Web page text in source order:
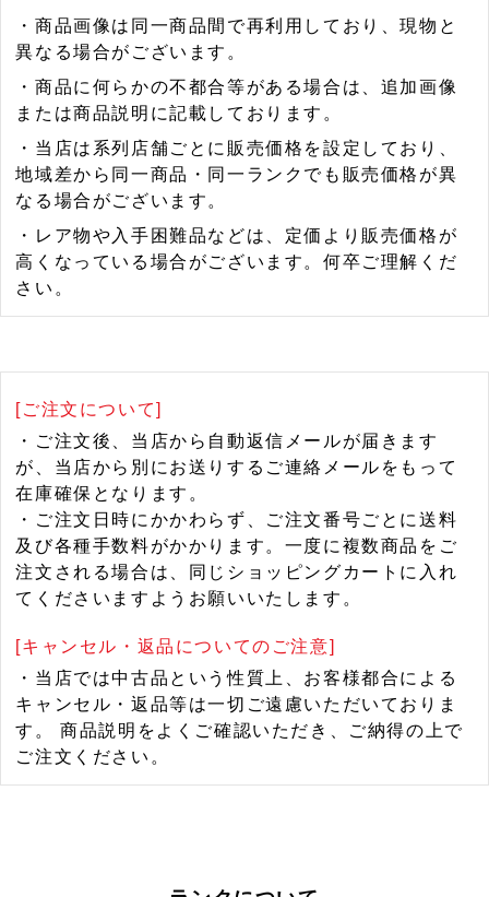
・商品画像は同一商品間で再利用しており、現物と
異なる場合がございます。
・商品に何らかの不都合等がある場合は、追加画像
または商品説明に記載しております。
・当店は系列店舗ごとに販売価格を設定しており、
地域差から同一商品・同一ランクでも販売価格が異
なる場合がございます。
・レア物や入手困難品などは、定価より販売価格が
高くなっている場合がございます。何卒ご理解くだ
さい。
[ご注文について]
・ご注文後、当店から自動返信メールが届きます
が、当店から別にお送りするご連絡メールをもって
在庫確保となります。
・ご注文日時にかかわらず、ご注文番号ごとに送料
及び各種手数料がかかります。一度に複数商品をご
注文される場合は、同じショッピングカートに入れ
てくださいますようお願いいたします。
[キャンセル・返品についてのご注意]
・当店では中古品という性質上、お客様都合による
キャンセル・返品等は一切ご遠慮いただいておりま
す。 商品説明をよくご確認いただき、ご納得の上で
ご注文ください。